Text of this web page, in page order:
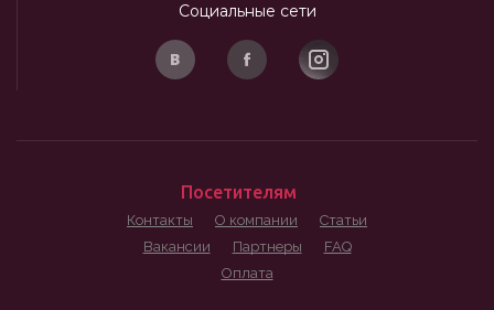
Социальные сети
Посетителям
Контакты О компании
Статьи
Вакансии
Партнеры
FAQ
Оплата